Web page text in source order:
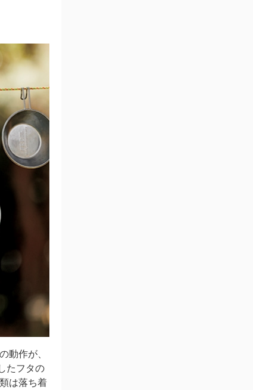
動作が、
たフタの
は落ち着